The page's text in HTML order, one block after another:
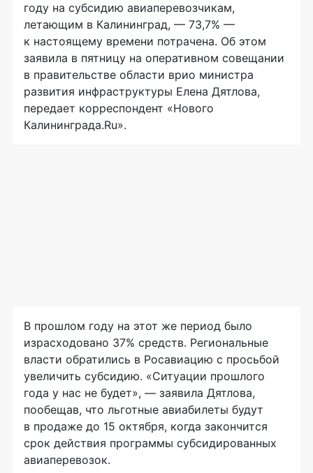
году на субсидию авиаперевозчикам,
летающим в Калининград, — 73,7% —
к настоящему времени потрачена. Об этом
заявила в пятницу на оперативном совещании
в правительстве области врио министра
развития инфраструктуры Елена Дятлова,
передает корреспондент «Нового
Калининграда.Ru».
В прошлом году на этот же период было
израсходовано 37% средств. Региональные
власти обратились в Росавиацию с просьбой
увеличить субсидию. «Ситуации прошлого
года у нас не будет», — заявила Дятлова,
пообещав, что льготные авиабилеты будут
в продаже до 15 октября, когда закончится
срок действия программы субсидированных
авиаперевозок.